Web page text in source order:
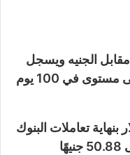
يهبط 3% مقابل الجنيه ويسجل
بنهاية تعاملات البنوك